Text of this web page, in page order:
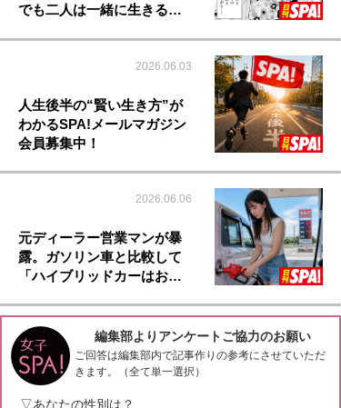
でも二人は一緒に生きる…
2026.06.03
人生後半の“賢い生き方”が
わかるSPA!メールマガジン
会員募集中！
2026.06.06
元ディーラー営業マンが暴
露。ガソリン車と比較して
「ハイブリッドカーはお…